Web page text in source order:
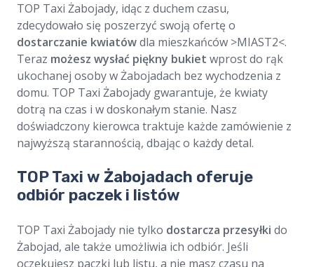
TOP Taxi Żabojady, idąc z duchem czasu,
zdecydowało się poszerzyć swoją ofertę o
dostarczanie kwiatówdla mieszkańców >MIAST2<.
Teraz możesz wysłać piękny bukiet wprost do rąk
ukochanej osoby w Żabojadach bez wychodzenia z
domu. TOP Taxi Żabojady gwarantuje, że kwiaty
dotrą na czas i w doskonałym stanie. Nasz
doświadczony kierowca traktuje każde zamówienie z
najwyższą starannością, dbając o każdy detal.
TOP Taxi w Żabojadach oferuje
odbiór paczek i listów
TOP Taxi Żabojady nie tylko dostarcza przesyłki do
Żabojad, ale także umożliwia ich odbiór. Jeśli
oczekujesz paczki lub listu, a nie masz czasu na